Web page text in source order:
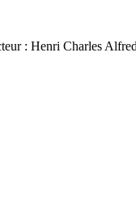
: Henri Charles